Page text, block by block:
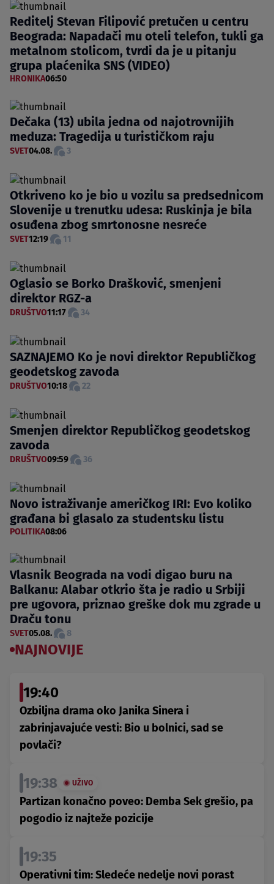
Reditelj Stevan Filipović pretučen u centru
Beograda: Napadači mu oteli telefon, tukli ga
metalnom stolicom, tvrdi da je u pitanju
grupa plaćenika SNS (VIDEO)
HRONIKA06:50
Dečaka (13) ubila jedna od najotrovnijih
meduza: Tragedija u turističkom raju
SVET04.08. 3
Otkriveno ko je bio u vozilu sa predsednicom
Slovenije u trenutku udesa: Ruskinja je bila
osuđena zbog smrtonosne nesreće
SVET12:19 11
Oglasio se Borko Drašković, smenjeni
direktor RGZ-a
DRUŠTVO11:17 34
SAZNAJEMO Ko je novi direktor Republičkog
geodetskog zavoda
DRUŠTVO10:18 22
Smenjen direktor Republičkog geodetskog
zavoda
DRUŠTVO09:59 36
Novo istraživanje američkog IRI: Evo koliko
građana bi glasalo za studentsku listu
POLITIKA08:06
Vlasnik Beograda na vodi digao buru na
Balkanu: Alabar otkrio šta je radio u Srbiji
pre ugovora, priznao greške dok mu zgrade u
Draču tonu
SVET05.08. 8
NAJNOVIJE
19:40
Ozbiljna drama oko Janika Sinera i
zabrinjavajuće vesti: Bio u bolnici, sad se
povlači?
19:38 UŽIVO
Partizan konačno poveo: Demba Sek grešio, pa
pogodio iz najteže pozicije
19:35
Operativni tim: Sledeće nedelje novi porast